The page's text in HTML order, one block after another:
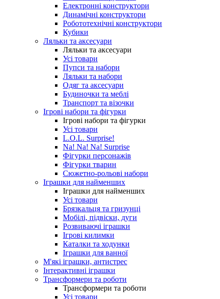
Електронні конструктори
Динамічні конструктори
Робототехнічні конструктори
Кубики
Ляльки та аксесуари
Ляльки та аксесуари
Усі товари
Пупси та набори
Ляльки та набори
Одяг та аксесуари
Будиночки та меблі
Транспорт та візочки
Ігрові набори та фігурки
Ігрові набори та фігурки
Усі товари
L.O.L. Surprise!
Na! Na! Na! Surprise
Фігурки персонажів
Фігурки тварин
Сюжетно-рольові набори
Іграшки для найменших
Іграшки для найменших
Усі товари
Брязкальця та гризунці
Мобілі, підвіски, дуги
Розвиваючі іграшки
Ігрові килимки
Каталки та ходунки
Іграшки для ванної
М'які іграшки, антистрес
Інтерактивні іграшки
Трансформери та роботи
Трансформери та роботи
Усі товари